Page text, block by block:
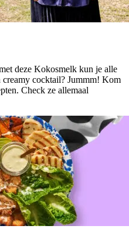
deze Kokosmelk kun je alle
cocktail? Jummm! Kom
Check ze allemaal